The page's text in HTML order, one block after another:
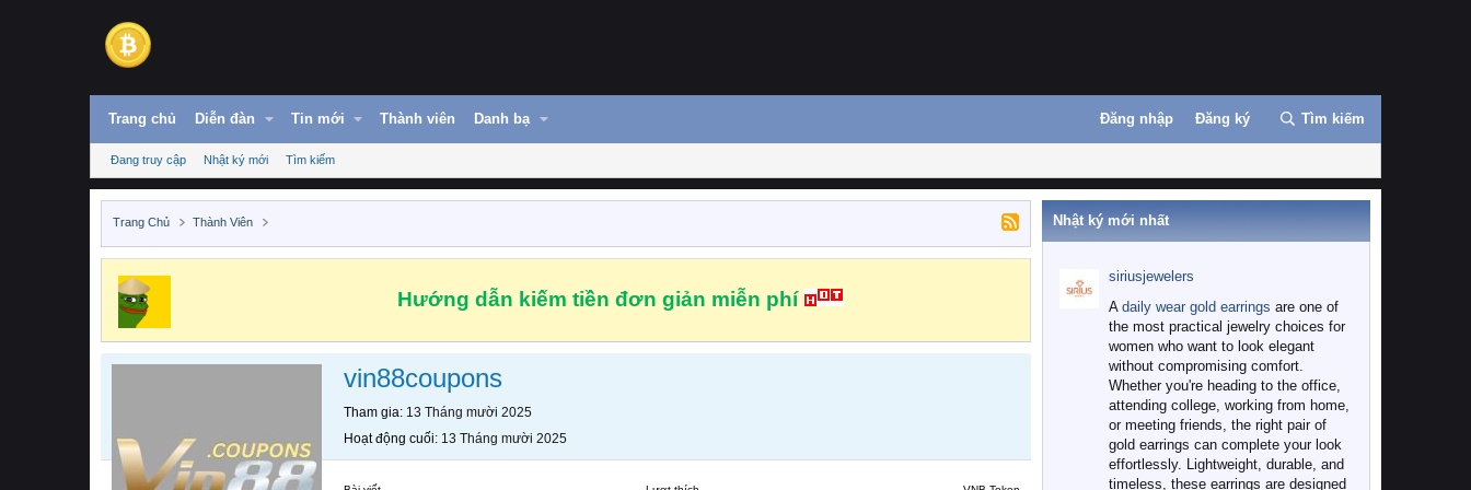
Trang chủ Diễn đàn Tin mới Thành viên Danh bạ Đăng nhập Đăng ký Tìm kiếm
Đang truy cập Nhật ký mới Tìm kiếm
Trang Chủ Thành Viên
Hướng dẫn kiếm tiền đơn giản miễn phí
vin88coupons
Tham gia 13 Tháng mười 2025
Hoạt động cuối 13 Tháng mười 2025
Nhật ký mới nhất
siriusjewelers
A daily wear gold earrings are one of
the most practical jewelry choices for
women who want to look elegant
without compromising comfort.
Whether you're heading to the office,
attending college, working from home,
or meeting friends, the right pair of
gold earrings can complete your look
effortlessly. Lightweight, durable, and
timeless, these earrings are designed